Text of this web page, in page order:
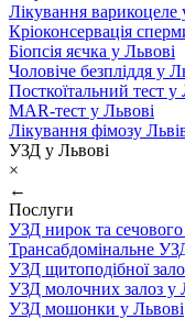
Лікування варикоцеле
Кріоконсервація
Біопсія яєчка у Львові
Чоловіче безпліддя у
Посткоїтальний тест у
MAR-тест у Львові
Лікування фімозу
УЗД у Львові
×
←
Послуги
УЗД нирок та сечового
Трансабдомінальне
УЗД щитоподібної
УЗД молочних залоз у
УЗД мошонки у Львові